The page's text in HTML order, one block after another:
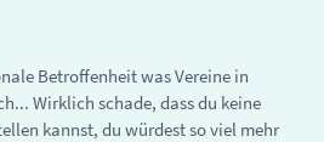
Betroffenheit was Vereine in
Wirklich schade, dass du keine
kannst, du würdest so viel mehr